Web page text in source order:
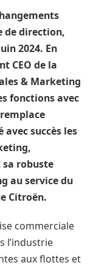
de direction,
2024. En
CEO de la
& Marketing
fonctions avec
succès les
robuste
au service du
Citroën.
commerciale
l’industrie
aux flottes et